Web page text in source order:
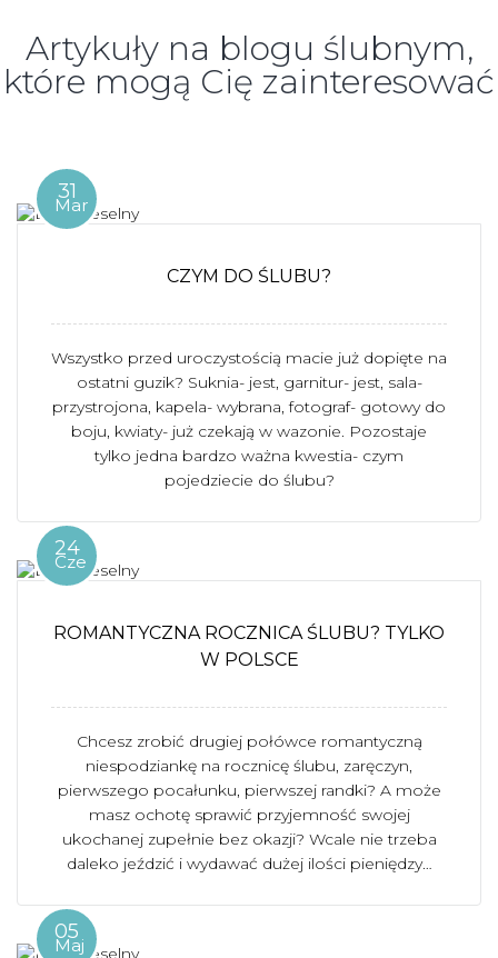
Artykuły na blogu ślubnym,
które mogą Cię zainteresować
31
Mar
CZYM DO ŚLUBU?
Wszystko przed uroczystością macie już dopięte na
ostatni guzik? Suknia- jest, garnitur- jest, sala-
przystrojona, kapela- wybrana, fotograf- gotowy do
boju, kwiaty- już czekają w wazonie. Pozostaje
tylko jedna bardzo ważna kwestia- czym
pojedziecie do ślubu?
24
Cze
ROMANTYCZNA ROCZNICA ŚLUBU? TYLKO
W POLSCE
Chcesz zrobić drugiej połówce romantyczną
niespodziankę na rocznicę ślubu, zaręczyn,
pierwszego pocałunku, pierwszej randki? A może
masz ochotę sprawić przyjemność swojej
ukochanej zupełnie bez okazji? Wcale nie trzeba
daleko jeździć i wydawać dużej ilości pieniędzy…
05
Maj